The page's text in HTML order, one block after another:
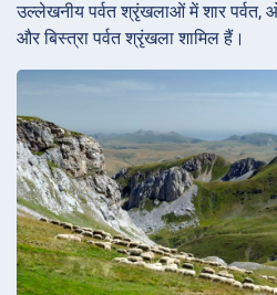
उल्लेखनीय पर्वत श्रृंखलाओं में शार पर्वत,
और बिस्त्रा पर्वत श्रृंखला शामिल हैं।